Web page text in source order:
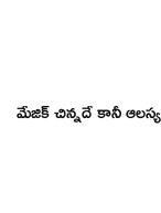
మేజిక్ చిన్నదే కానీ